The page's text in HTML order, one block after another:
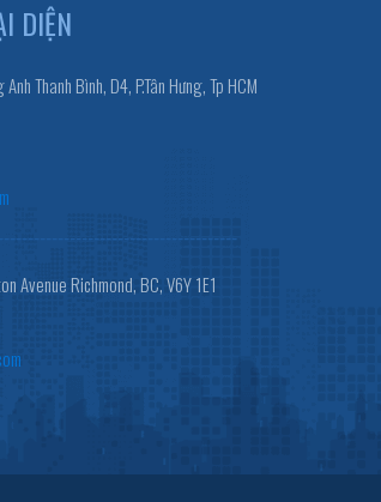
DIỆN
Thanh Bình, D4, P.Tân Hưng, Tp HCM
Avenue Richmond, BC, V6Y 1E1